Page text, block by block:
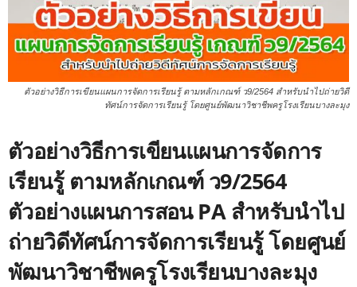
ตัวอย่างวิธีการเขียนแผนการจัดการเรียนรู้ ตามหลักเกณฑ์ ว9/2564 สำหรับนำไปถ่ายวิดี
ทัศน์การจัดการเรียนรู้ โดยศูนย์พัฒนาวิชาชีพครูโรงเรียนบางละมุง
ตัวอย่างวิธีการเขียนแผนการจัดการ
เรียนรู้ ตามหลักเกณฑ์ ว9/2564
ตัวอย่างแผนการสอน PAสำหรับนำไป
ถ่ายวิดีทัศน์การจัดการเรียนรู้ โดยศูนย์
พัฒนาวิชาชีพครูโรงเรียนบางละมุง